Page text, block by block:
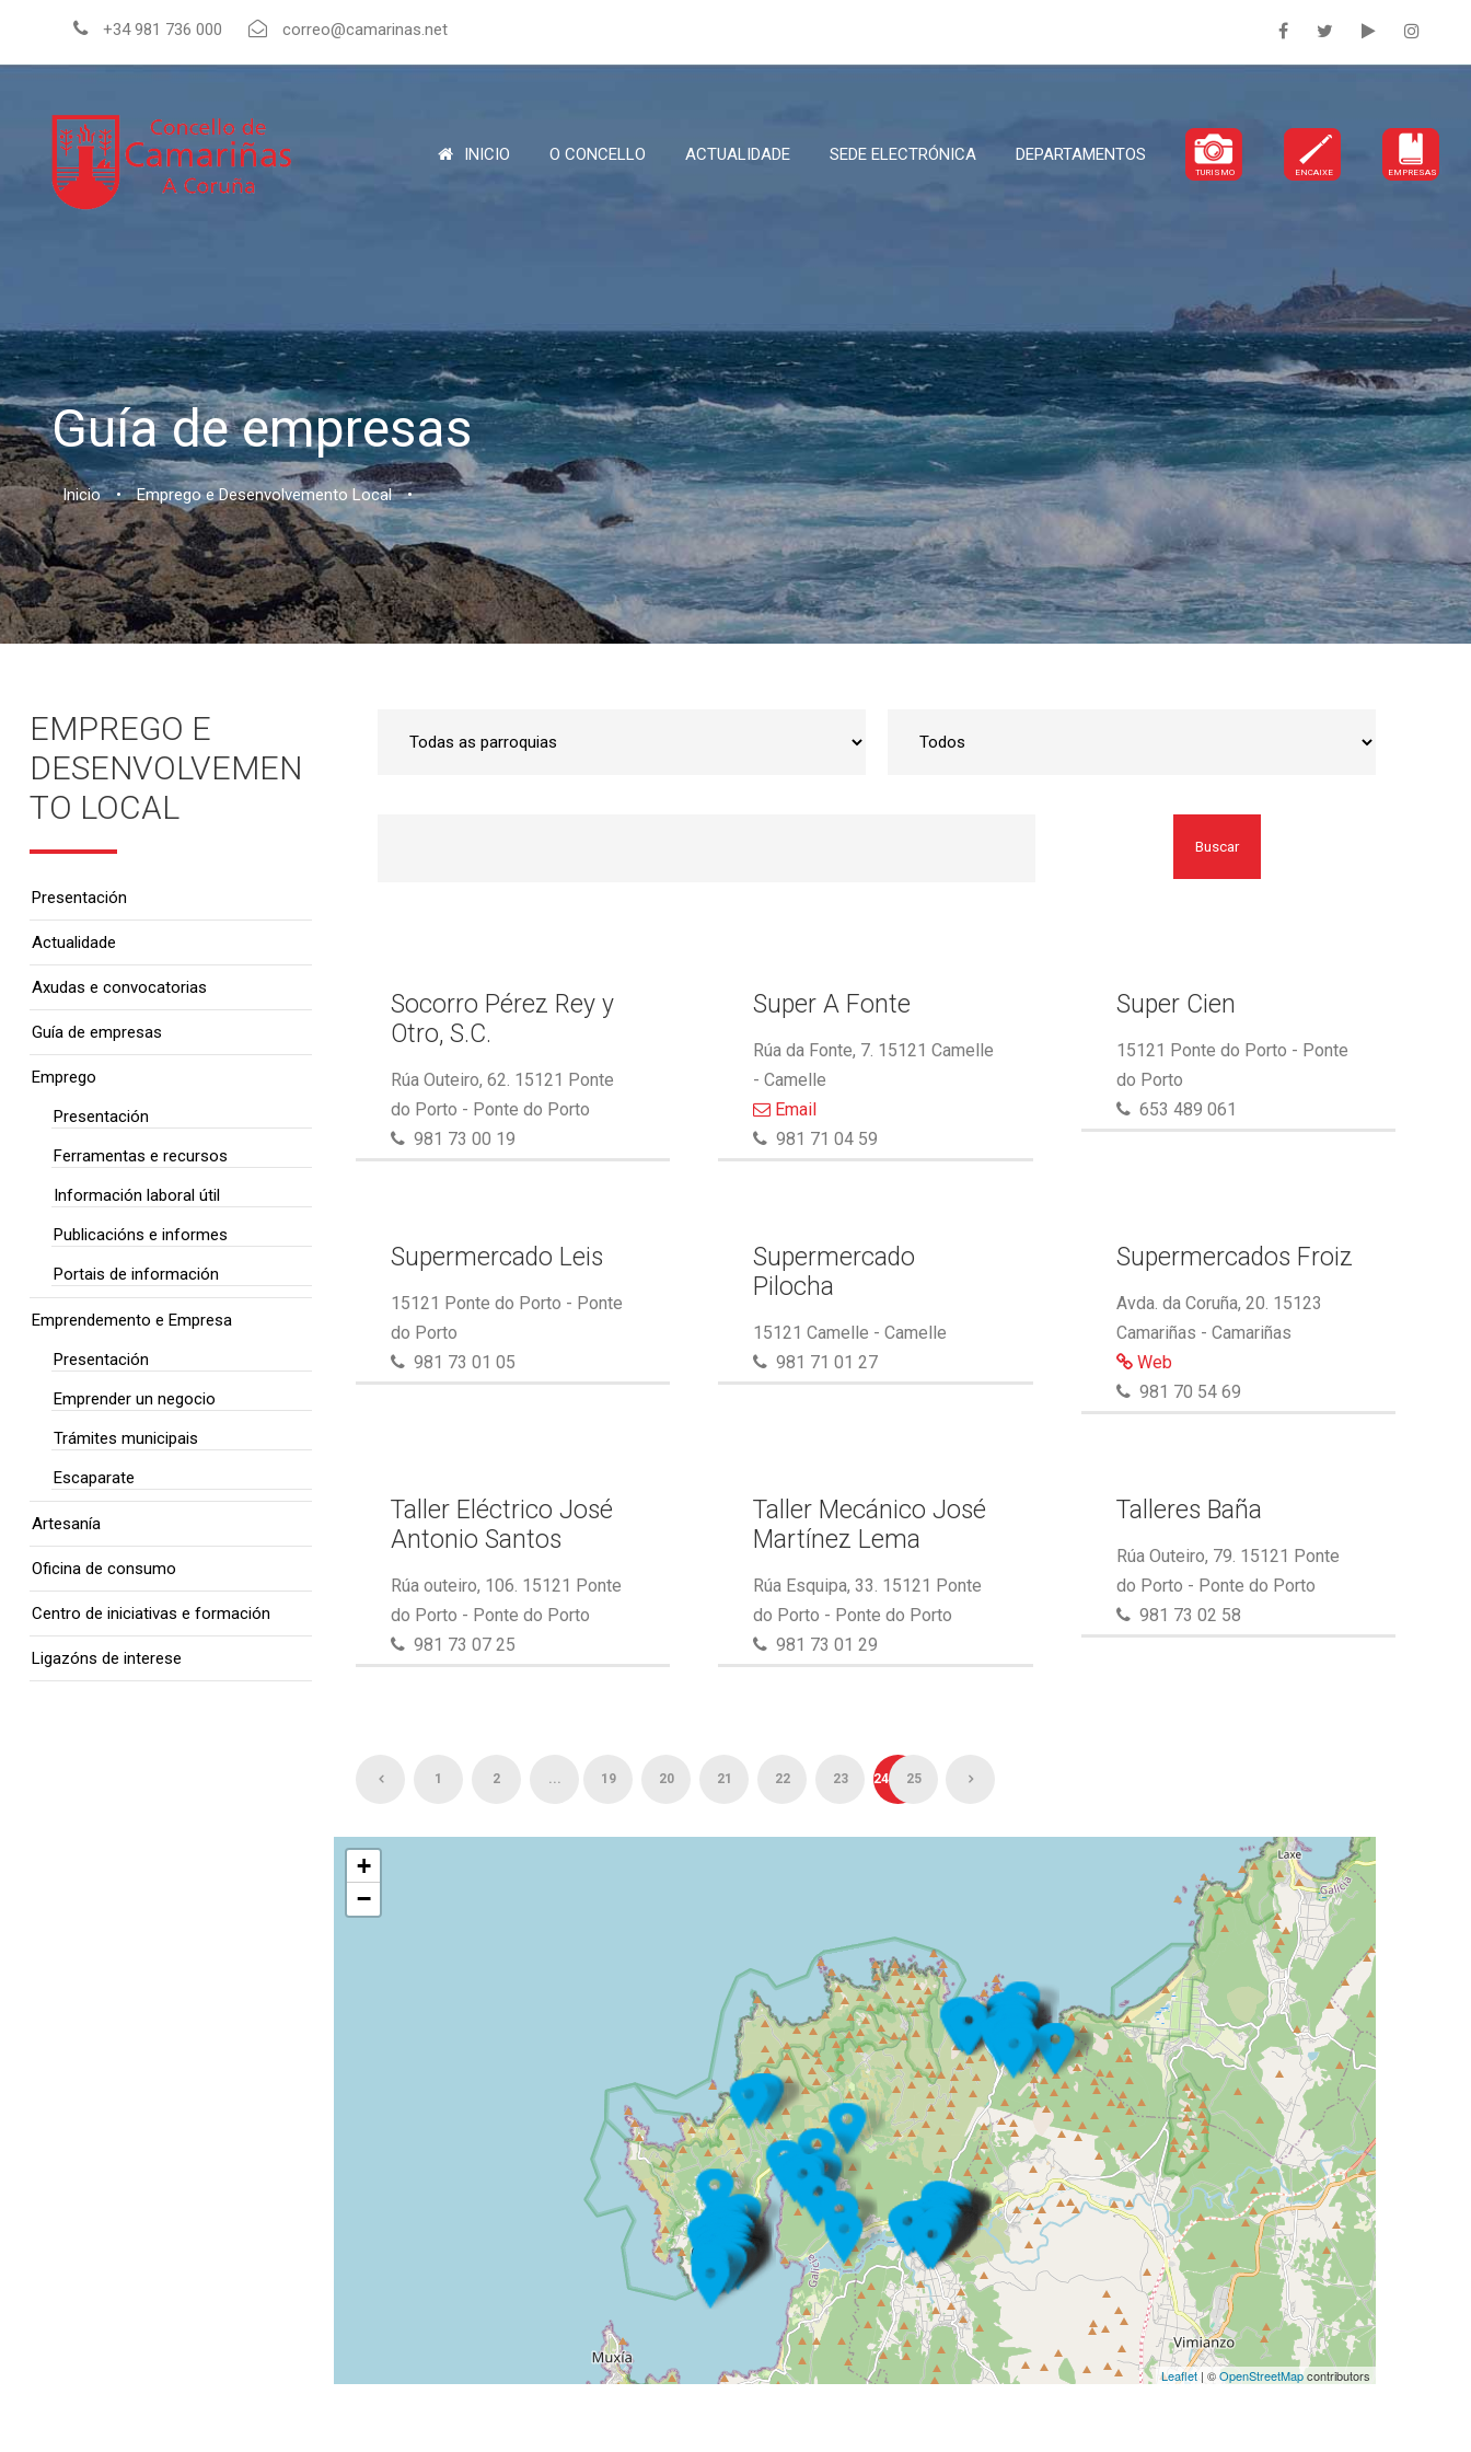
+34 981 736 000 correo@camarinas.net
INICIO O CONCELLO ACTUALIDADE SEDE ELECTRÓNICA DEPARTAMENTOS
TURISMO ENCAIXE EMPRESAS
Guía de empresas
Inicio • Emprego e Desenvolvemento Local •
Buscar
Socorro Pérez Rey y
Otro, S.C.
Rúa Outeiro, 62. 15121 Ponte
do Porto - Ponte do Porto
981 73 00 19
Super A Fonte
Rúa da Fonte, 7. 15121 Camelle
- Camelle
Email
981 71 04 59
Super Cien
15121 Ponte do Porto - Ponte
do Porto
653 489 061
Supermercado Leis
15121 Ponte do Porto - Ponte
do Porto
981 73 01 05
Supermercado
Pilocha
15121 Camelle - Camelle
981 71 01 27
Supermercados Froiz
Avda. da Coruña, 20. 15123
Camariñas - Camariñas
Web
981 70 54 69
Taller Eléctrico José
Antonio Santos
Rúa outeiro, 106. 15121 Ponte
do Porto - Ponte do Porto
981 73 07 25
Taller Mecánico José
Martínez Lema
Rúa Esquipa, 33. 15121 Ponte
do Porto - Ponte do Porto
981 73 01 29
Talleres Baña
Rúa Outeiro, 79. 15121 Ponte
do Porto - Ponte do Porto
981 73 02 58
1 2 ... 19 20 21 22 23 24 25
+
−
Leaflet | ©OpenStreetMapcontributors
EMPREGO E
DESENVOLVEMEN
TO LOCAL
Presentación
Actualidade
Axudas e convocatorias
Guía de empresas
Emprego
Presentación
Ferramentas e recursos
Información laboral útil
Publicacións e informes
Portais de información
Emprendemento e Empresa
Presentación
Emprender un negocio
Trámites municipais
Escaparate
Artesanía
Oficina de consumo
Centro de iniciativas e formación
Ligazóns de interese